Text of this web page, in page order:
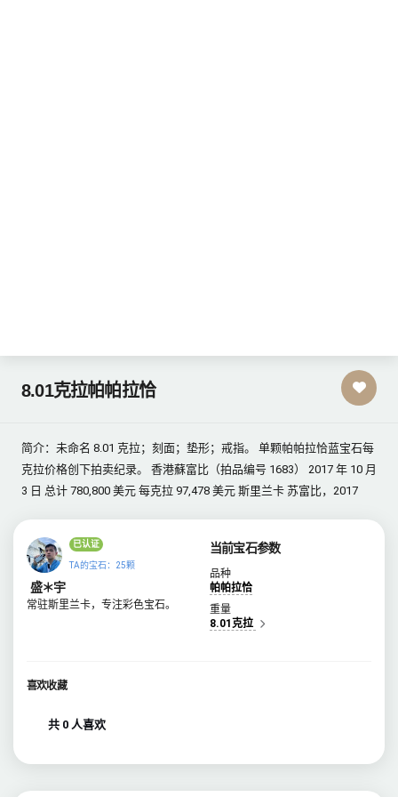
8.01克拉帕帕拉恰
简介：未命名 8.01 克拉；刻面；垫形；戒指。 单颗帕帕拉恰蓝宝石每
克拉价格创下拍卖纪录。 香港蘇富比（拍品编号 1683） 2017 年 10 月
3 日 总计 780,800 美元 每克拉 97,478 美元 斯里兰卡 苏富比，2017
已认证
TA的宝石：25颗
盛＊宇
常驻斯里兰卡，专注彩色宝石。
当前宝石参数
品种
帕帕拉恰
重量
8.01克拉
喜欢收藏
共 0 人喜欢